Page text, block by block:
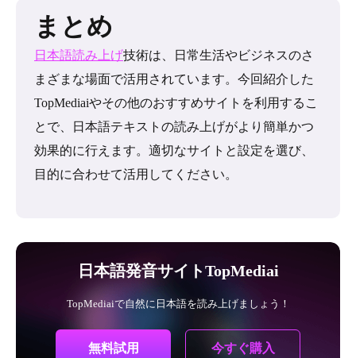
まとめ
日本語読み上げ技術は、日常生活やビジネスのさ
まざまな場面で活用されています。今回紹介した
TopMediaiやその他のおすすめサイトを利用するこ
とで、日本語テキストの読み上げがより簡単かつ
効果的に行えます。適切なサイトと設定を選び、
目的に合わせて活用してください。
日本語発音サイトTopMediai
TopMediaiで自然に日本語を読み上げましょう！
無料試用 今すぐ購入